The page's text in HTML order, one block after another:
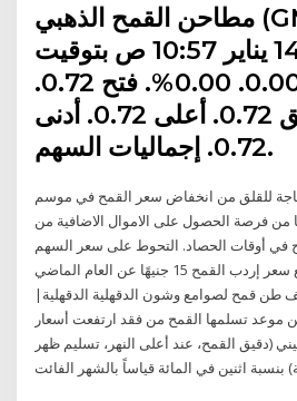
مطاحن القمح الذهبي (GMC). آخر
تحديث: 14 يناير 10:57 ص بتوقيت
السوق. 0.72. 0.00. 0.00%. فتح 0.72.
إغلاق سابق 0.72. أعلى 0.72. أدنى
0.72. إجماليات السهم.
للقلق من انخفاض سعر القمح في موسم
من فرصة الحصول على الاموال الاضافية من
في أوقات الحصاد. التحوط على سعر السهم
12/05/2020 الحكومة ترفع سعر إردب القمح 15 جنيهًا عن العام الماضي
2020 توريد 36 ألف طن قمح لصوامع وشون الدقهلية الدقهلية|
تعلن موعد تسلمها القمح من فقد ارتفعت أسعار
(دقيق القمح، عند أعلى النهر، تسليم ظهر